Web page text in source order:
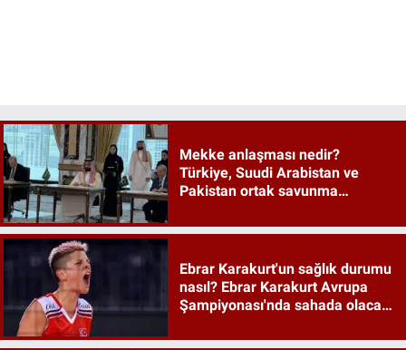
Mekke anlaşması nedir?
Türkiye, Suudi Arabistan ve
Pakistan ortak savunma
Ebrar Karakurt'un sağlık durumu
nasıl? Ebrar Karakurt Avrupa
Şampiyonası'nda sahada olacak